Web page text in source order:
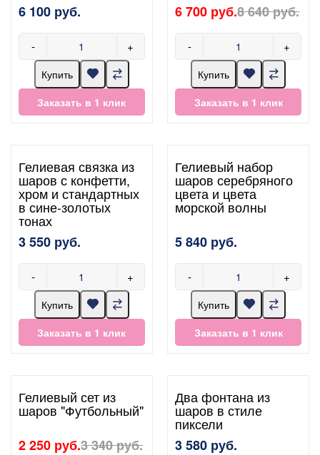
6 100 руб.
- +
Купить
Заказать в 1 клик
6 700 руб.8 640 руб.
- +
Купить
Заказать в 1 клик
Гелиевая связка из
шаров с конфетти,
хром и стандартных
в сине-золотых
тонах
3 550 руб.
- +
Купить
Заказать в 1 клик
Гелиевый набор
шаров серебряного
цвета и цвета
морской волны
5 840 руб.
- +
Купить
Заказать в 1 клик
Гелиевый сет из
шаров "Футбольный"
2 250 руб.3 340 руб.
Два фонтана из
шаров в стиле
пиксели
3 580 руб.